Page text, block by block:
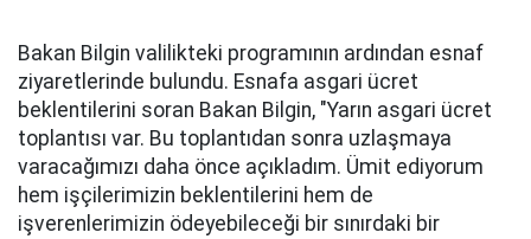
Bakan Bilgin valilikteki programının ardından esnaf
ziyaretlerinde bulundu. Esnafa asgari ücret
beklentilerini soran Bakan Bilgin, "Yarın asgari ücret
toplantısı var. Bu toplantıdan sonra uzlaşmaya
varacağımızı daha önce açıkladım. Ümit ediyorum
hem işçilerimizin beklentilerini hem de
işverenlerimizin ödeyebileceği bir sınırdaki bir